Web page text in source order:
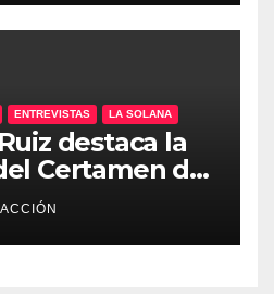
ENTREVISTAS LA SOLANA
destaca la
Certamen de
de La